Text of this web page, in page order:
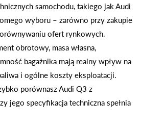
samochodu, takiego jak Audi
wyboru – zarówno przy zakupie
ofert rynkowych.
obrotowy, masa własna,
bagażnika mają realny wpływ na
i ogólne koszty eksploatacji.
porównasz Audi Q3 z
jego specyfikacja techniczna spełnia